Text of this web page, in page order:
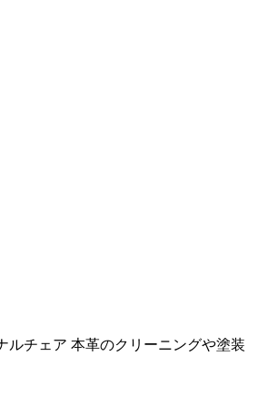
ルチェア 本革のクリーニングや塗装